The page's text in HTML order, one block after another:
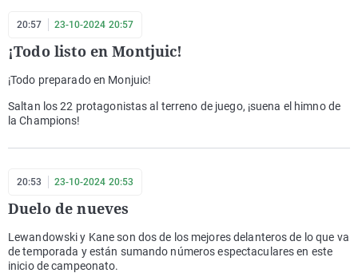
20:57 23-10-2024 20:57
¡Todo listo en Montjuic!
¡Todo preparado en Monjuic!
Saltan los 22 protagonistas al terreno de juego, ¡suena el himno de
la Champions!
20:53 23-10-2024 20:53
Duelo de nueves
Lewandowski y Kane son dos de los mejores delanteros de lo que va
de temporada y están sumando números espectaculares en este
inicio de campeonato.